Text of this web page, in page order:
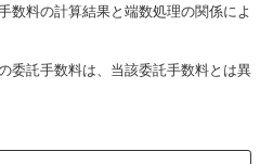
数料の計算結果と端数処理の関係によ
委託手数料は、当該委託手数料とは異